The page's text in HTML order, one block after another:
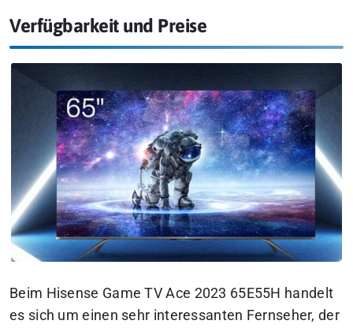
Verfügbarkeit und Preise
Beim Hisense Game TV Ace 2023 65E55H handelt
es sich um einen sehr interessanten Fernseher, der